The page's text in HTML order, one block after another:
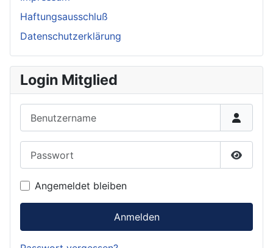
Haftungsausschluß
Datenschutzerklärung
Login Mitglied
Angemeldet bleiben
Anmelden